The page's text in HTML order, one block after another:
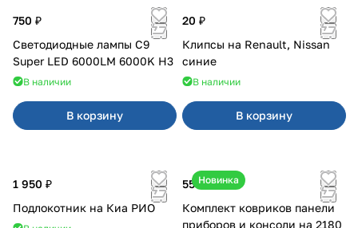
750 ₽
Светодиодные лампы C9
Super LED 6000LM 6000K H3
В наличии
В корзину
20 ₽
Клипсы на Renault, Nissan
синие
В наличии
В корзину
1 950 ₽
Подлокотник на Киа РИО
Новинка
550 ₽
Комплект ковриков панели
приборов и консоли на 2180